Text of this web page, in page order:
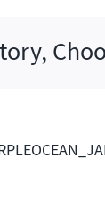
ー